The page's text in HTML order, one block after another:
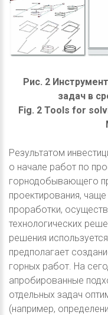
Рис. 2
задач в
Fig. 2 Tools for
Результатом
о начале работ по
горнодобывающего
проектирования,
проработки,
технологических
решения
предполагает
горных работ. На
апробированные
отдельных задач
(например,